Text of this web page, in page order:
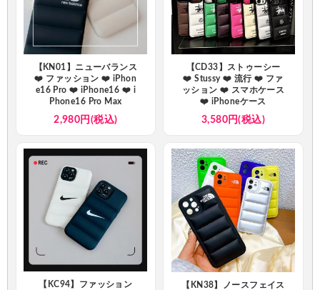
【KN01】ニューバランス
❤️ ファッション ❤️ iPhon
e16 Pro ❤️ iPhone16 ❤️ i
Phone16 Pro Max
2,980円(税込)
【CD33】ストゥーシー
❤️ Stussy ❤️ 流行 ❤️ ファ
ッション ❤️ スマホケース
❤️ iPhoneケース
3,580円(税込)
【KC94】ファッション
【KN38】ノースフェイス